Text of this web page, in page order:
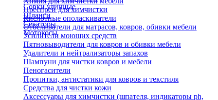
Совки уличные
Шланги
Секаторы
Мотокосы
Преспреи для химчистки
Кислотные ополаскиватели
Отбеливатели для матрасов, ковров, обивки мебели
Усилители моющих средств
Пятновыводители для ковров и обивки мебели
Удалители и нейтрализаторы запахов
Шампуни для чистки ковров и мебели
Пеногасители
Пропитки, антистатики для ковров и текстиля
Средства для чистки кожи
Аксессуары для химчистки (шпателя, индикаторы ph,